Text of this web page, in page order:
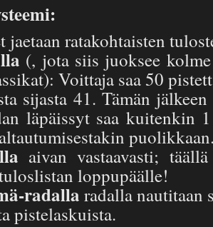
jaetaan ratakohtaisten
(, jota siis juoksee
Voittaja saa 50
sijasta 41. Tämän
läpäissyt saa kuitenkin
aivan vastaavasti;
loppupäälle!
radalla radalla nautitaan
pistelaskuista.